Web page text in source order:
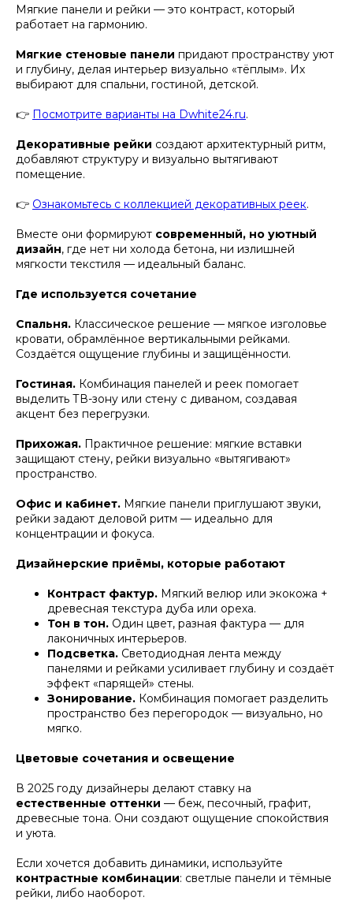
Мягкие панели и рейки — это контраст, который
работает на гармонию.
Мягкие стеновые панели придают пространству уют
и глубину, делая интерьер визуально «тёплым». Их
выбирают для спальни, гостиной, детской.
👉 Посмотрите варианты на Dwhite24.ru.
Декоративные рейки создают архитектурный ритм,
добавляют структуру и визуально вытягивают
помещение.
👉 Ознакомьтесь с коллекцией декоративных реек.
Вместе они формируют современный, но уютный
дизайн, где нет ни холода бетона, ни излишней
мягкости текстиля — идеальный баланс.
Где используется сочетание
Спальня. Классическое решение — мягкое изголовье
кровати, обрамлённое вертикальными рейками.
Создаётся ощущение глубины и защищённости.
Гостиная. Комбинация панелей и реек помогает
выделить ТВ-зону или стену с диваном, создавая
акцент без перегрузки.
Прихожая. Практичное решение: мягкие вставки
защищают стену, рейки визуально «вытягивают»
пространство.
Офис и кабинет. Мягкие панели приглушают звуки,
рейки задают деловой ритм — идеально для
концентрации и фокуса.
Дизайнерские приёмы, которые работают
Контраст фактур. Мягкий велюр или экокожа +
древесная текстура дуба или ореха.
Тон в тон. Один цвет, разная фактура — для
лаконичных интерьеров.
Подсветка. Светодиодная лента между
панелями и рейками усиливает глубину и создаёт
эффект «парящей» стены.
Зонирование. Комбинация помогает разделить
пространство без перегородок — визуально, но
мягко.
Цветовые сочетания и освещение
В 2025 году дизайнеры делают ставку на
естественные оттенки — беж, песочный, графит,
древесные тона. Они создают ощущение спокойствия
и уюта.
Если хочется добавить динамики, используйте
контрастные комбинации: светлые панели и тёмные
рейки, либо наоборот.